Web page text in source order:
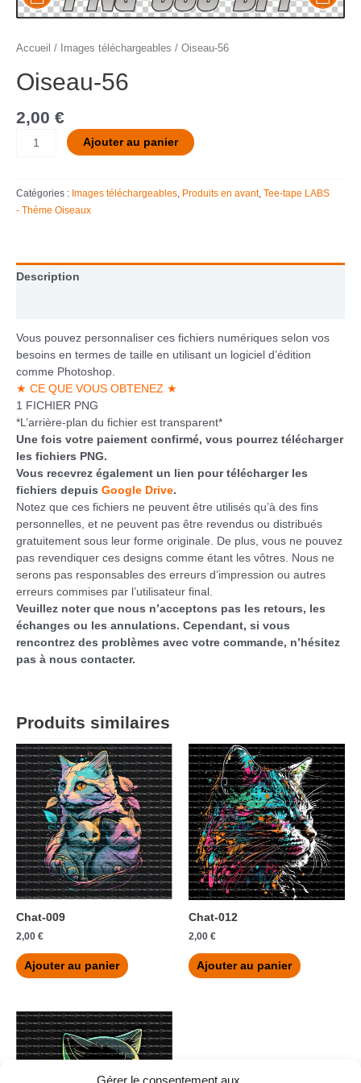
Gérer le consentement aux
Accueil / Images téléchargeables / Oiseau-56
Oiseau-56
2,00 €
Ajouter au panier
Catégories : Images téléchargeables Produits en avant, Tee-tape LABS
- Thème Oiseaux
Description
Vous pouvez personnaliser ces fichiers numériques selon vos
besoins en termes de taille en utilisant un logiciel d’édition
comme Photoshop.
★ CE QUE VOUS OBTENEZ ★
1 FICHIER PNG
*L’arrière-plan du fichier est transparent*
Une fois votre paiement confirmé, vous pourrez télécharger
les fichiers PNG.
Vous recevrez également un lien pour télécharger les
fichiers depuis Google Drive.
Notez que ces fichiers ne peuvent être utilisés qu’à des fins
personnelles, et ne peuvent pas être revendus ou distribués
gratuitement sous leur forme originale. De plus, vous ne pouvez
pas revendiquer ces designs comme étant les vôtres. Nous ne
serons pas responsables des erreurs d’impression ou autres
erreurs commises par l’utilisateur final.
Veuillez noter que nous n’acceptons pas les retours, les
échanges ou les annulations. Cependant, si vous
rencontrez des problèmes avec votre commande, n’hésitez
pas à nous contacter.
Produits similaires
Chat-009
2,00 €
Ajouter au panier
Chat-012
2,00 €
Ajouter au panier